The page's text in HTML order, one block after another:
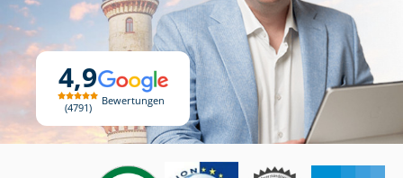
4,9
4791
Bewertungen